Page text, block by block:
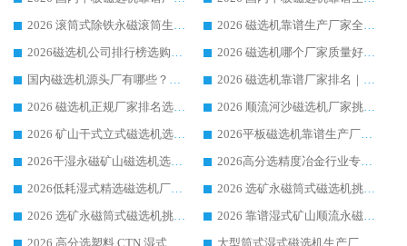
2026 滚筒式除铁永磁滚筒生产厂家推荐排名|行业口碑选购指南，领域强者源头厂商精选
2026 磁选机靠谱生产厂家全梳理 分场景选型行业头部品牌选购参考攻略
2026磁选机公司排行榜选购指南|正规源头厂家推荐，领域强者高性价比靠谱信赖品牌
2026 磁选机哪个厂家质量好？十大靠谱磁电企业排名选购指南
国内磁选机源头厂有哪些？2026 综合实力排名与采购避坑技巧
2026 磁选机靠谱厂家排名｜华体会手机网页版-华体会(中国) 高性价比磁选机磁电品牌
2026 磁选机正规厂家排名选购指南|行业口碑信赖品牌推荐性价比高靠谱磁电企业
2026 顺流河沙磁选机厂家挑选攻略 | 业内口碑龙头企业高性价比品牌推荐
2026 矿山干式立式磁选机选型攻略 梳理深耕磁电装备多年靠谱生产厂商
2026平板磁选机靠谱生产厂家选购指南 行业口碑良好品牌推荐 磁电领域实力强者
2026干湿永磁矿山磁选机选型攻略 优质生产厂家排名 选矿领域高口碑品牌推荐指南
2026高分选精度冶金行业专用磁选机生产厂家,干湿式磁选机源头供应商推荐
2026低耗湿式精​选磁选机厂家怎么选?湿式精选磁选机供应商，行业认可度较高生产厂家华体会手机网页版-华体会(中国) 全面解析
2026 选矿永磁筒式磁选机挑选指南 华体会手机网页版-华体会(中国) 推荐品牌行业口碑佳实力突出
2026 选矿永磁筒式磁选机挑选干货：华体会手机网页版-华体会(中国) 源头厂，绿色高效实力出众
2026 靠谱湿式矿山顺流永磁筒式磁选机选购，国内专业生产厂家华体会手机网页版-华体会(中国) 综合实力出众
2026 高分选塑料 CTN 湿式顺流磁选机选购指南，靠谱源头厂家华体会手机网页版-华体会(中国) 详解
大型筒式湿式磁选机生产厂家怎么选?华体会手机网页版-华体会(中国) 设备口碑广受行业认可